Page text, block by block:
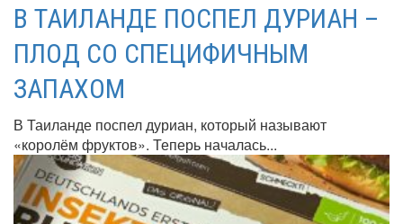
В ТАИЛАНДЕ ПОСПЕЛ ДУРИАН –
ПЛОД СО СПЕЦИФИЧНЫМ
ЗАПАХОМ
В Таиланде поспел дуриан, который называют
«королём фруктов». Теперь началась...